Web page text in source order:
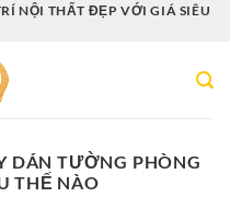
NỘI THẤT ĐẸP VỚI GIÁ SIÊU
DÁN TƯỜNG PHÒNG
THẾ NÀO